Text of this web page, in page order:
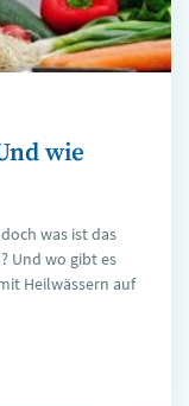
wie
was ist das
Und wo gibt es
Heilwässern auf